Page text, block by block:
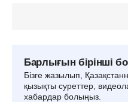
Барлығын бірінші
Бізге жазылып,
қызықты суреттер,
хабардар болыңыз.